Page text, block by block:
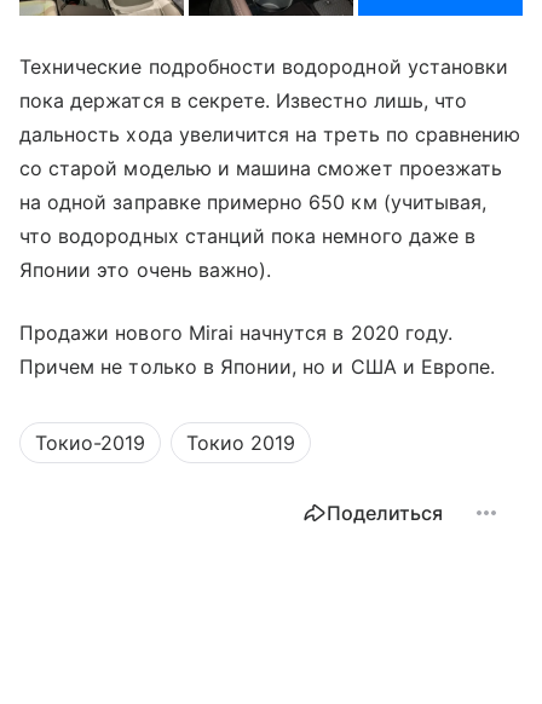
Технические подробности водородной установки
пока держатся в секрете. Известно лишь, что
дальность хода увеличится на треть по сравнению
со старой моделью и машина сможет проезжать
на одной заправке примерно 650 км (учитывая,
что водородных станций пока немного даже в
Японии это очень важно).
Продажи нового Mirai начнутся в 2020 году.
Причем не только в Японии, но и США и Европе.
Токио-2019 Токио 2019
Поделиться